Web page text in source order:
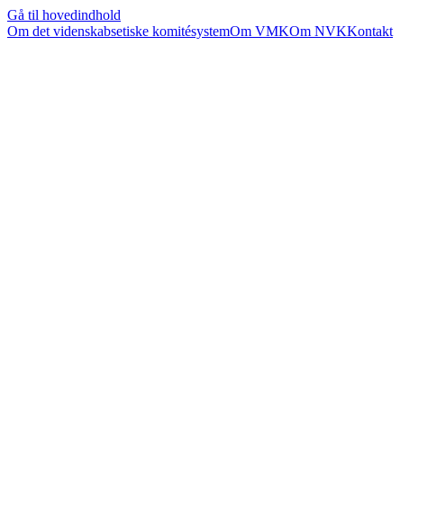
Gå til hovedindhold
Om det videnskabsetiske komitésystemOm VMKOm NVKKontakt